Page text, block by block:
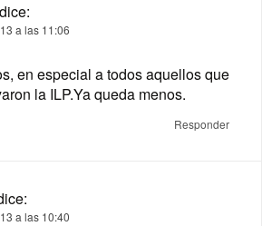
dice:
a las 11:06
en especial a todos aquellos que
la ILP.Ya queda menos.
Responder
a las 10:40